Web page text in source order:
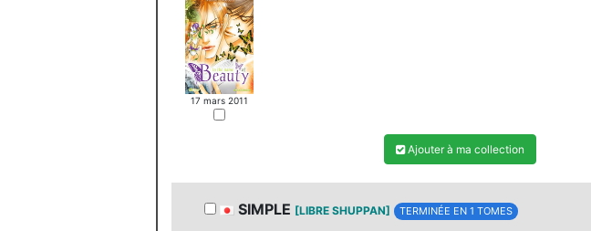
17 mars 2011
Ajouter à ma collection
SIMPLE [LIBRE SHUPPAN] TERMINÉE EN 1 TOMES